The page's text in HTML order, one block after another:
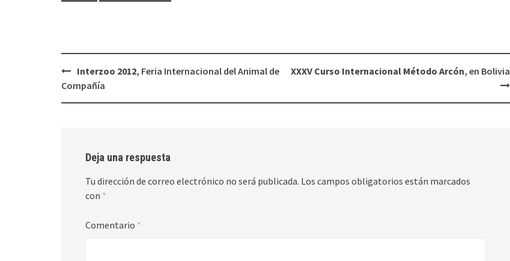
Navegación
de
entradas
Interzoo 2012, Feria Internacional del Animal de
Compañía
XXXV Curso Internacional Método Arcón, en Bolivia
Deja una respuesta
Tu dirección de correo electrónico no será publicada. Los campos obligatorios están marcados
con *
Comentario *